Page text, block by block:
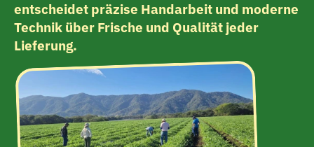
entscheidet präzise Handarbeit und moderne
Technik über Frische und Qualität jeder
Lieferung.